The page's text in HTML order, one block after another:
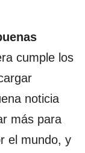
cumple los
noticia
más para
el mundo, y